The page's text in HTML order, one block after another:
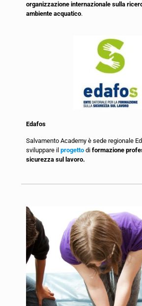
organizzazione internazionale sulla
ambiente acquatico.
Edafos
Salvamento Academy è sede regionale
sviluppare il progetto di formazione
sicurezza sul lavoro.